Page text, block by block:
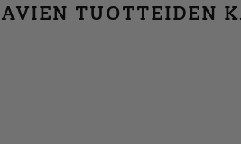
TUOTTEIDEN